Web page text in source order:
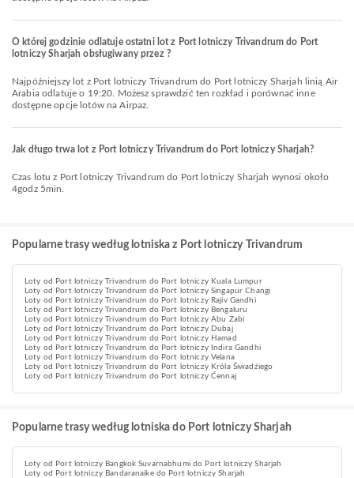
O której godzinie odlatuje ostatni lot z Port lotniczy Trivandrum do Port
lotniczy Sharjah obsługiwany przez ?
Najpóźniejszy lot z Port lotniczy Trivandrum do Port lotniczy Sharjah linią Air
Arabia odlatuje o 19:20. Możesz sprawdzić ten rozkład i porównać inne
dostępne opcje lotów na Airpaz.
Jak długo trwa lot z Port lotniczy Trivandrum do Port lotniczy Sharjah?
Czas lotu z Port lotniczy Trivandrum do Port lotniczy Sharjah wynosi około
4godz 5min.
Popularne trasy według lotniska z Port lotniczy Trivandrum
Loty od Port lotniczy Trivandrum do Port lotniczy Kuala Lumpur
Loty od Port lotniczy Trivandrum do Port lotniczy Singapur Changi
Loty od Port lotniczy Trivandrum do Port lotniczy Rajiv Gandhi
Loty od Port lotniczy Trivandrum do Port lotniczy Bengaluru
Loty od Port lotniczy Trivandrum do Port lotniczy Abu Zabi
Loty od Port lotniczy Trivandrum do Port lotniczy Dubaj
Loty od Port lotniczy Trivandrum do Port lotniczy Hamad
Loty od Port lotniczy Trivandrum do Port lotniczy Indira Gandhi
Loty od Port lotniczy Trivandrum do Port lotniczy Velana
Loty od Port lotniczy Trivandrum do Port lotniczy Króla Śiwadźiego
Loty od Port lotniczy Trivandrum do Port lotniczy Ćennaj
Popularne trasy według lotniska do Port lotniczy Sharjah
Loty od Port lotniczy Bangkok Suvarnabhumi do Port lotniczy Sharjah
Loty od Port lotniczy Bandaranaike do Port lotniczy Sharjah